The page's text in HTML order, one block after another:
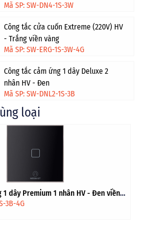
Mã SP: SW-DN4-1S-3W
Công tắc cửa cuốn Extreme (220V) HV
- Trắng viền vàng
Mã SP: SW-ERG-1S-3W-4G
Công tắc cảm ứng 1 dây Deluxe 2
nhân HV - Đen
Mã SP: SW-DNL2-1S-3B
loại
1 dây Premium 1 nhân HV - Đen viền
3B-4G